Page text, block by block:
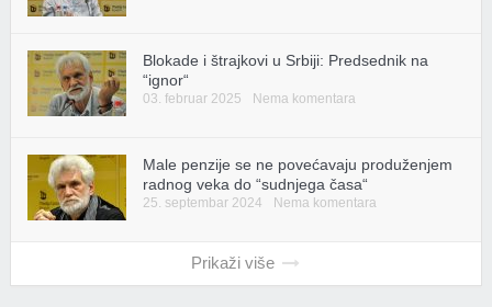
Blokade i štrajkovi u Srbiji: Predsednik na
“ignor“
03. februar 2025 Nema komentara
Male penzije se ne povećavaju produženjem
radnog veka do “sudnjega časa“
25. septembar 2024 Nema komentara
Prikaži više